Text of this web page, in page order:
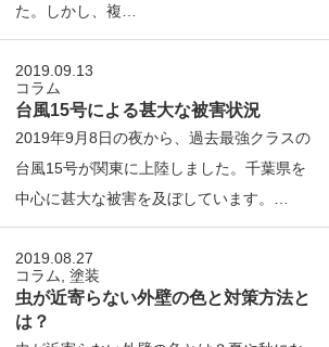
た。しかし、複…
2019.09.13
コラム
台風15号による甚大な被害状況
2019年9月8日の夜から、過去最強クラスの
台風15号が関東に上陸しました。千葉県を
中心に甚大な被害を及ぼしています。…
2019.08.27
コラム
,塗装
虫が近寄らない外壁の色と対策方法と
は？